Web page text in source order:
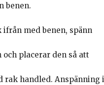
benen.
med benen, spänn
placerar den så att
rak handled. Anspänning i